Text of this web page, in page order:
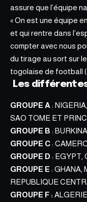
assure que l’équipe
« On est une équipe
et qui rentre dans
compter avec nous
du tirage au sort sur le
togolaise de football
Les
GROUPE A :
SAO TOME ET
GROUPE B :
GROUPE C:
GROUPE D : EGYPT,
GROUPE E : GHANA,
REPUBLIQUE
GROUPE F :